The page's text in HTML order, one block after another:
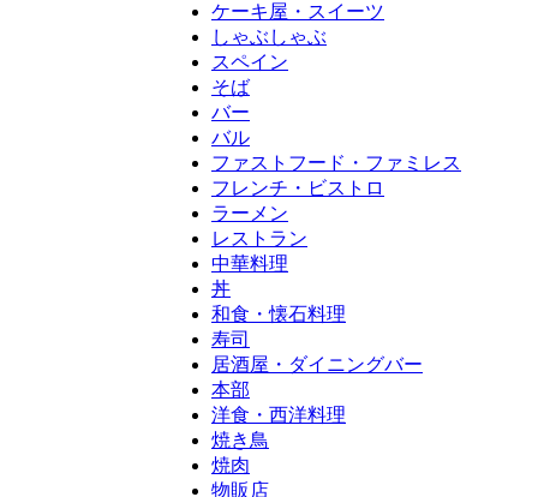
ケーキ屋・スイーツ
しゃぶしゃぶ
スペイン
そば
バー
バル
ファストフード・ファミレス
フレンチ・ビストロ
ラーメン
レストラン
中華料理
丼
和食・懐石料理
寿司
居酒屋・ダイニングバー
本部
洋食・西洋料理
焼き鳥
焼肉
物販店